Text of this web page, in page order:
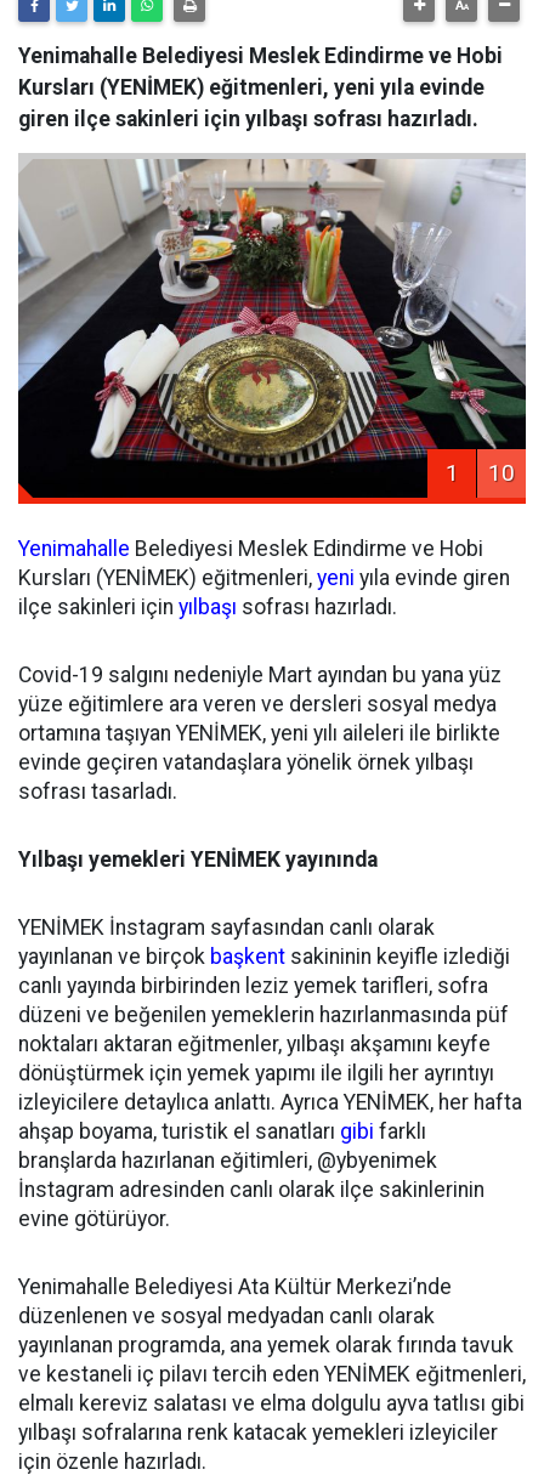
Yenimahalle Belediyesi Meslek Edindirme ve Hobi
Kursları (YENİMEK) eğitmenleri, yeni yıla evinde
giren ilçe sakinleri için yılbaşı sofrası hazırladı.
1 10
Yenimahalle Belediyesi Meslek Edindirme ve Hobi
Kursları (YENİMEK) eğitmenleri, yeni yıla evinde giren
ilçe sakinleri için yılbaşı sofrası hazırladı.
Covid-19 salgını nedeniyle Mart ayından bu yana yüz
yüze eğitimlere ara veren ve dersleri sosyal medya
ortamına taşıyan YENİMEK, yeni yılı aileleri ile birlikte
evinde geçiren vatandaşlara yönelik örnek yılbaşı
sofrası tasarladı.
Yılbaşı yemekleri YENİMEK yayınında
YENİMEK İnstagram sayfasından canlı olarak
yayınlanan ve birçok başkent sakininin keyifle izlediği
canlı yayında birbirinden leziz yemek tarifleri, sofra
düzeni ve beğenilen yemeklerin hazırlanmasında püf
noktaları aktaran eğitmenler, yılbaşı akşamını keyfe
dönüştürmek için yemek yapımı ile ilgili her ayrıntıyı
izleyicilere detaylıca anlattı. Ayrıca YENİMEK, her hafta
ahşap boyama, turistik el sanatları gibi farklı
branşlarda hazırlanan eğitimleri, @ybyenimek
İnstagram adresinden canlı olarak ilçe sakinlerinin
evine götürüyor.
Yenimahalle Belediyesi Ata Kültür Merkezi’nde
düzenlenen ve sosyal medyadan canlı olarak
yayınlanan programda, ana yemek olarak fırında tavuk
ve kestaneli iç pilavı tercih eden YENİMEK eğitmenleri,
elmalı kereviz salatası ve elma dolgulu ayva tatlısı gibi
yılbaşı sofralarına renk katacak yemekleri izleyiciler
için özenle hazırladı.